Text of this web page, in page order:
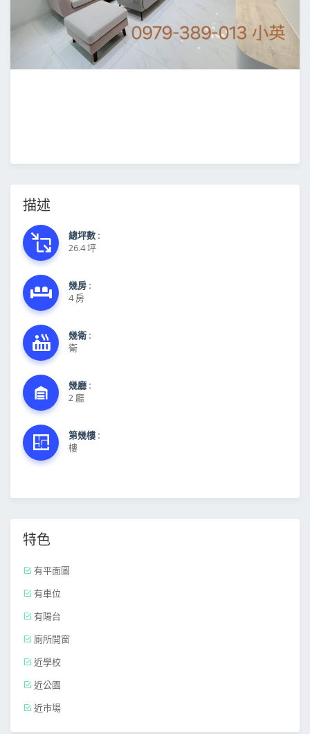
描述
總坪數 :
26.4 坪
幾房 :
4 房
幾衛 :
衛
幾廳 :
2 廳
第幾樓 :
樓
特色
有平面圖
有車位
有陽台
廁所開窗
近學校
近公園
近市場